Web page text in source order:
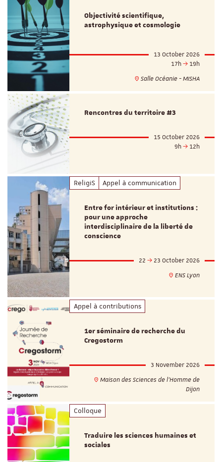
Objectivité scientifique,
astrophysique et cosmologie
13 October 2026
17h
19h
Salle Océanie - MISHA
Rencontres du territoire #3
15 October 2026
9h
12h
ReligiS Appel à communication
Entre for intérieur et institutions :
pour une approche
interdisciplinaire de la liberté de
conscience
22
23 October 2026
ENS Lyon
Appel à contributions
1er séminaire de recherche du
Cregostorm
3 November 2026
Maison des Sciences de l'Homme de
Dijon
Colloque
Traduire les sciences humaines et
sociales